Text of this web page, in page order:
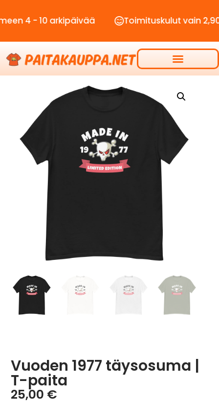
10 arkipäivää Toimituskulut vain 2,90€
Vuoden 1977 täysosuma |
T-paita
25,00 €